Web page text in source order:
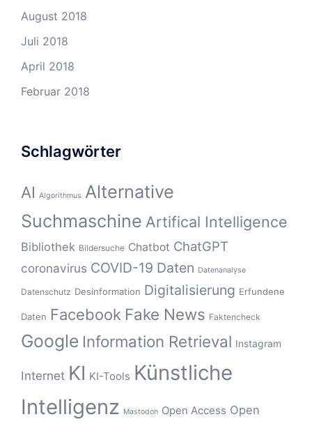
August 2018
Juli 2018
April 2018
Februar 2018
Schlagwörter
AI Algorithmus Alternative
Suchmaschine Artifical Intelligence
Bibliothek Bildersuche Chatbot ChatGPT
coronavirus COVID-19 Daten Datenanalyse
Datenschutz Desinformation Digitalisierung Erfundene
Daten Facebook Fake News Faktencheck
Google Information Retrieval Instagram
Internet KI KI-Tools Künstliche
Intelligenz Mastodon Open Access Open